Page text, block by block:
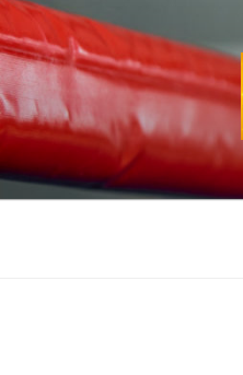
ン
テ
ン
ツ
へ
ス
キ